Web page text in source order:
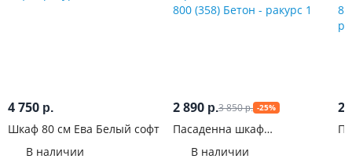
4 750 р.
Шкаф 80 см Ева Белый софт
В наличии
2 890 р.3 850р. -25%
Пасаденна шкаф
800 (358) Бетон
В наличии
2